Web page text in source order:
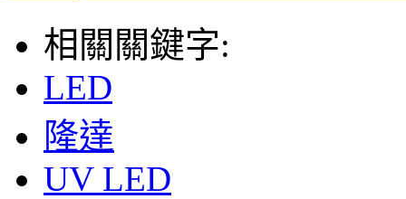
相關關鍵字:
LED
隆達
UV LED